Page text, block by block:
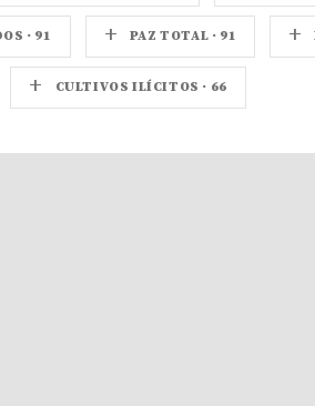
· 91 + PAZ TOTAL · 91 +
+ CULTIVOS ILÍCITOS · 66